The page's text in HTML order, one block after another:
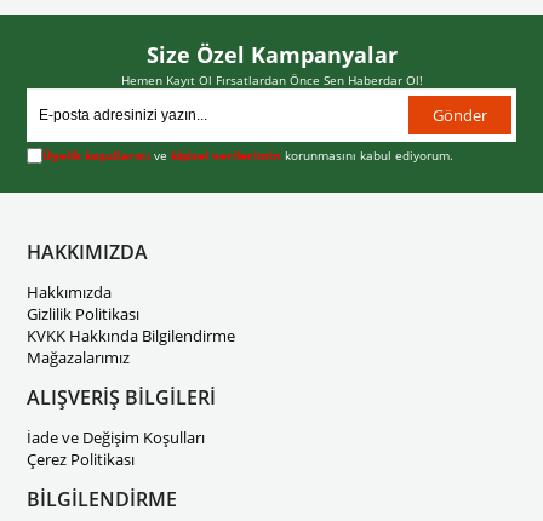
Size Özel Kampanyalar
Hemen Kayıt Ol Fırsatlardan Önce Sen Haberdar Ol!
Gönder
Üyelik koşullarını vekişisel verilerimin korunmasını kabul ediyorum.
HAKKIMIZDA
Hakkımızda
Gizlilik Politikası
KVKK Hakkında Bilgilendirme
Mağazalarımız
ALIŞVERİŞ BİLGİLERİ
İade ve Değişim Koşulları
Çerez Politikası
BİLGİLENDİRME